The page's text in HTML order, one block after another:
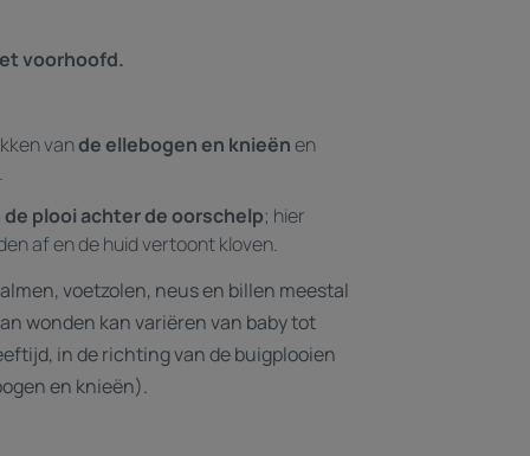
voorhoofd.
vande ellebogen en knieënen
plooi achter de oorschelp; hier
af en de huid vertoont kloven.
voetzolen, neus en billen meestal
wonden kan variëren van baby tot
in de richting van de buigplooien
en knieën).